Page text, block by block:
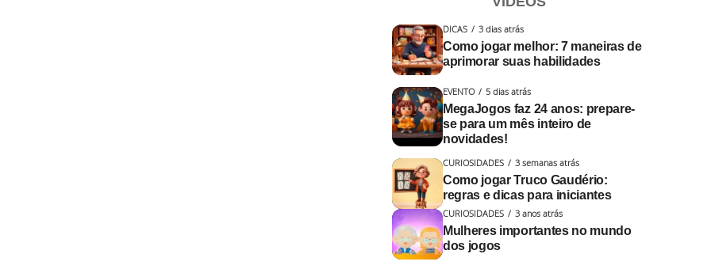
DICAS 3 dias atrás
Como jogar melhor: 7 maneiras de
aprimorar suas habilidades
EVENTO 5 dias atrás
MegaJogos faz 24 anos: prepare-
se para um mês inteiro de
novidades!
CURIOSIDADES 3 semanas atrás
Como jogar Truco Gaudério:
regras e dicas para iniciantes
CURIOSIDADES 3 anos atrás
Mulheres importantes no mundo
dos jogos